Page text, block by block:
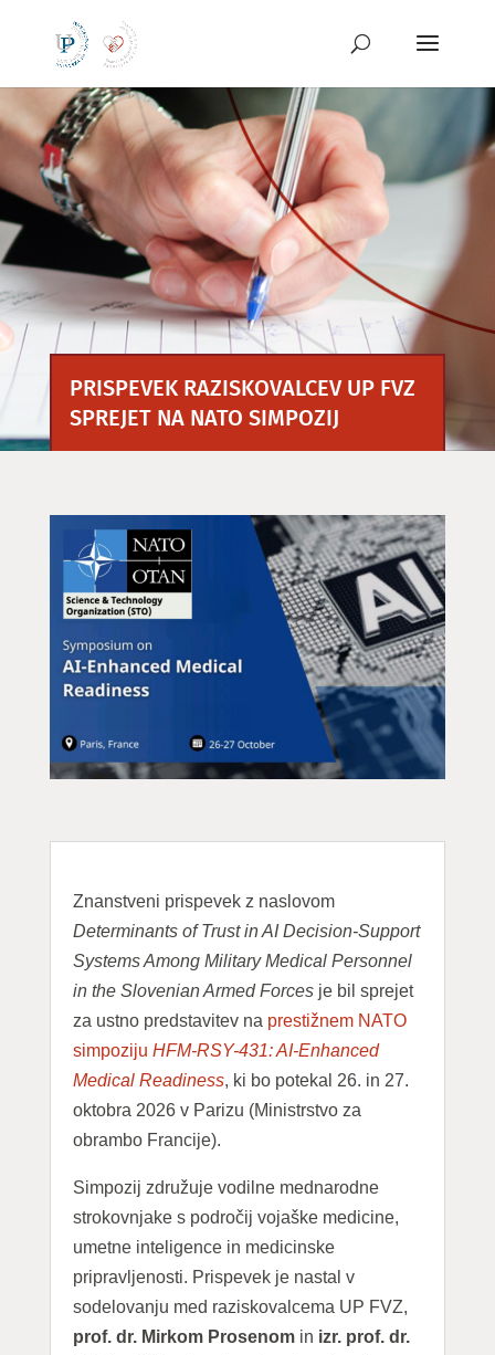
vsebino
PRISPEVEK RAZISKOVALCEV UP FVZ
SPREJET NA NATO SIMPOZIJ
Znanstveni prispevek z naslovom
Determinants of Trust in AI Decision-Support
Systems Among Military Medical Personnel
in the Slovenian Armed Forcesje bil sprejet
za ustno predstavitev na prestižnem NATO
simpoziju HFM-RSY-431: AI-Enhanced
Medical Readiness, ki bo potekal 26. in 27.
oktobra 2026 v Parizu (Ministrstvo za
obrambo Francije).
Simpozij združuje vodilne mednarodne
strokovnjake s področij vojaške medicine,
umetne inteligence in medicinske
pripravljenosti. Prispevek je nastal v
sodelovanju med raziskovalcema UP FVZ,
prof. dr. Mirkom Prosenom in izr. prof. dr.